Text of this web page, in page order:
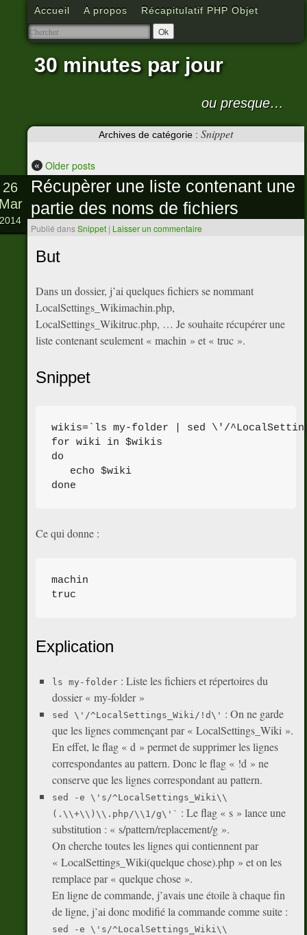
Accueil A propos Récapitulatif PHP Objet
30 minutes par jour
ou presque…
Archives de catégorie :Snippet
« Older posts
Récupèrer une liste contenant une
partie des noms de fichiers
Publié dansSnippet | Laisser un commentaire
26
2014
But
Dans un dossier, j’ai quelques fichiers se nommant
LocalSettings_Wikimachin.php,
LocalSettings_Wikitruc.php, … Je souhaite récupérer une
liste contenant seulement « machin » et « truc ».
Snippet
wikis=`ls my-folder | sed \'/
for wiki in $wikis
do
   echo $wiki
Ce qui donne :
machin
Explication
ls my-folder : Liste les fichiers et répertoires du
dossier « my-folder »
sed \'/^LocalSettings_Wiki/!d\' : On ne garde
que les lignes commençant par « LocalSettings_Wiki ».
En effet, le flag « d » permet de supprimer les lignes
correspondantes au pattern. Donc le flag « !d » ne
conserve que les lignes correspondant au pattern.
sed -e \'s/^LocalSettings_Wiki\\
(.\\+\\)\\.php/\\1/g\'` : Le flag « s » lance une
substitution : « s/pattern/replacement/g ».
On cherche toutes les lignes qui contiennent par
« LocalSettings_Wiki(quelque chose).php » et on les
remplace par « quelque chose ».
En ligne de commande, j’avais une étoile à chaque fin
de ligne, j’ai donc modifié la commande comme suite :
sed -e \'s/^LocalSettings_Wiki\\